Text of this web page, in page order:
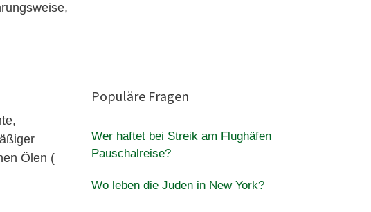
Ölen (
Populäre Fragen
Wer haftet bei Streik am Flughäfen
Pauschalreise?
Wo leben die Juden in New York?